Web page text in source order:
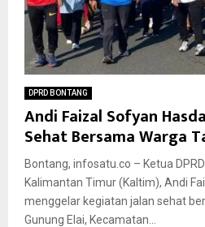
DPRD BONTANG
Andi Faizal Sofyan
Sehat Bersama Warga
Bontang, infosatu.co – Ketua
Kalimantan Timur (Kaltim), Andi
menggelar kegiatan jalan sehat
Gunung Elai, Kecamatan...